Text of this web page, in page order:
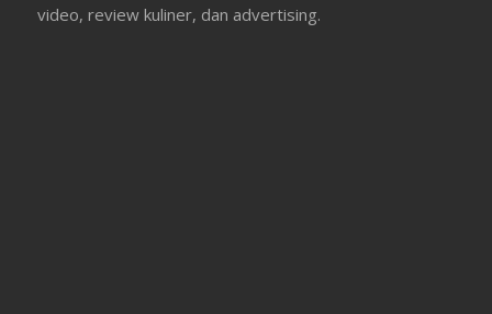
video, review kuliner, dan advertising.